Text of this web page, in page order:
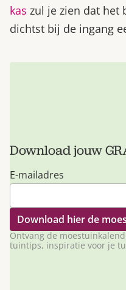
kas zul je zien dat het
dichtst bij de ingang
Download jouw
E-mailadres
Ontvang de
tuintips, inspiratie voor je